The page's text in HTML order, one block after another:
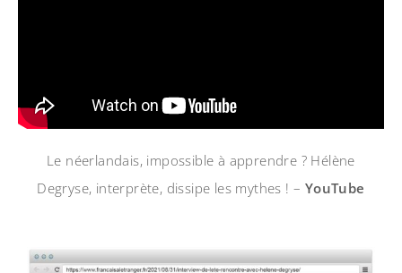
Le néerlandais, impossible à apprendre ? Hélène
Degryse, interprète, dissipe les mythes ! – YouTube